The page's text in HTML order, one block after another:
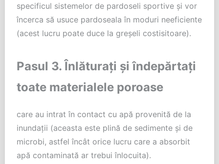
specificul sistemelor de pardoseli sportive și vor
încerca să usuce pardoseala în moduri neeficiente
(acest lucru poate duce la greșeli costisitoare).
Pasul 3. Înlăturați și îndepărtați
toate materialele poroase
care au intrat în contact cu apă provenită de la
inundații (aceasta este plină de sedimente și de
microbi, astfel încât orice lucru care a absorbit
apă contaminată ar trebui înlocuita).